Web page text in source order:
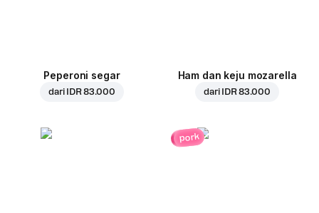
Peperoni segar
dari IDR 83.000
Ham dan keju mozarella
dari IDR 83.000
pork